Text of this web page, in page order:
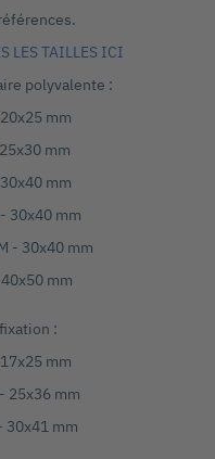
LES TAILLES ICI
polyvalente :
mm
mm
mm
30x40 mm
- 30x40 mm
mm
:
mm
25x36 mm
30x41 mm